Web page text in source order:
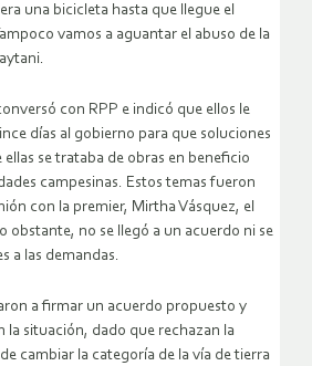
una bicicleta hasta que llegue el
vamos a aguantar el abuso de la
con RPP e indicó que ellos le
días al gobierno para que soluciones
ellas se trataba de obras en beneficio
campesinas. Estos temas fueron
con la premier, Mirtha Vásquez, el
obstante, no se llegó a un acuerdo ni se
a las demandas.
a firmar un acuerdo propuesto y
la situación, dado que rechazan la
cambiar la categoría de la vía de tierra